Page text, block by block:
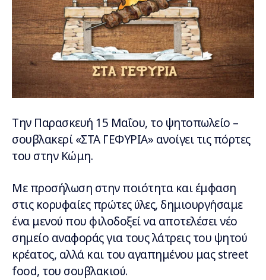
Την Παρασκευή 15 Μαΐου, το ψητοπωλείο –
σουβλακερί «ΣΤΑ ΓΕΦΥΡΙΑ» ανοίγει τις πόρτες
του στην Κώμη.
Με προσήλωση στην ποιότητα και έμφαση
στις κορυφαίες πρώτες ύλες, δημιουργήσαμε
ένα μενού που φιλοδοξεί να αποτελέσει νέο
σημείο αναφοράς για τους λάτρεις του ψητού
κρέατος, αλλά και του αγαπημένου μας street
food, του σουβλακιού.